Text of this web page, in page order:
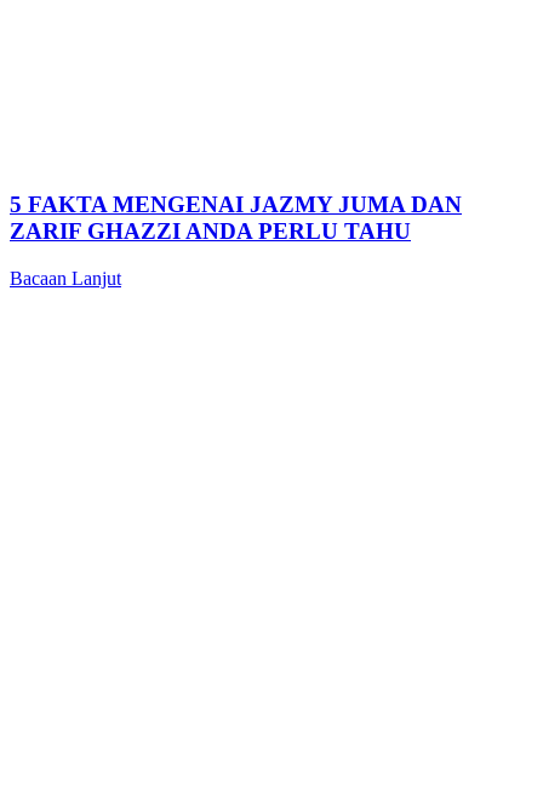
5 FAKTA MENGENAI JAZMY JUMA DAN
ZARIF GHAZZI ANDA PERLU TAHU
Bacaan Lanjut